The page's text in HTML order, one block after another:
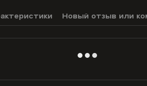
Новый отзыв или